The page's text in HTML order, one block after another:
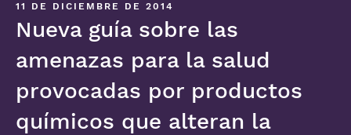
11 DE DICIEMBRE DE 2014
Nueva guía sobre las
amenazas para la salud
provocadas por productos
químicos que alteran la